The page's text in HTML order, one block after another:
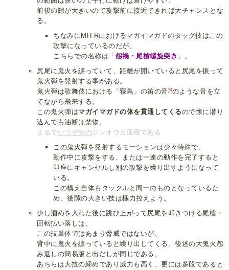
前後の隙が大きいので攻撃前に接近できれば大チャンスとな
る。
ちなみにMH-Rにおけるマガイマガドのタッグ技はこの
攻撃になっているのだが、
こちらでの名称は「 怨禍・尾槍螺旋突き 」。
尻尾に鬼火を纏っていて、距離が開いていると尻尾を振って
鬼火弾を発射する事がある。
鬼火弾は歌舞伎における「寝鳥」の笛の音*4のような音を立
てながら飛来する。
この鬼火弾はマガイマガドの体を貫通してくるので懐に潜り
込んでも油断は禁物。
まるでいつぞやの ジンオウガ亜種である
この鬼火弾を発射するモーションは少々特殊で、
動作中に攻撃をする、または一連の動作を完了すると
即座にキャンセルし別の攻撃を繰り出すようになって
いる。
この構え自体もタックルと同一のものとなっているた
め、後隙の大きい技は極力控えよう。
少し溜めを入れた後に跳び上がって尻尾を叩きつける尾槍・
回転払い落しは、
この技単体ではあまり脅威ではないが、
背中に鬼火を纏っていると繰り出してくる、後述の大鬼火怨
み返しの簡易版と出だしが同じである。
あちらは大技の締めであり威力も高く、更には多段であると